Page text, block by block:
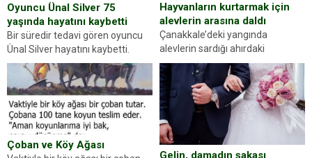
Oyuncu Ünal Silver 75
yaşında hayatını kaybetti
Bir süredir tedavi gören oyuncu
Ünal Silver hayatını kaybetti.
Haberi, oyuncunun menajerlik
ajansı duyurdu. Renda Güner,
sosyal medya hesabında “Usta
Oyuncumuz ve çok değerli
dostumuz...
Hayvanların kurtarmak için
alevlerin arasına daldı
Çanakkale’deki yangında
alevlerin sardığı ahırdaki
hayvanlarını kurtarmak isteyen
Zeki Demir (66) ölümden döndü.
Yüzünde ve ellerinde yanıklar
oluşan Demir, kâbus dolu anları
anlattı… Merkeze bağlı...
Çoban ve Köy Ağası
Gelin, damadın şakası